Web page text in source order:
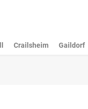
Crailsheim Gaildorf